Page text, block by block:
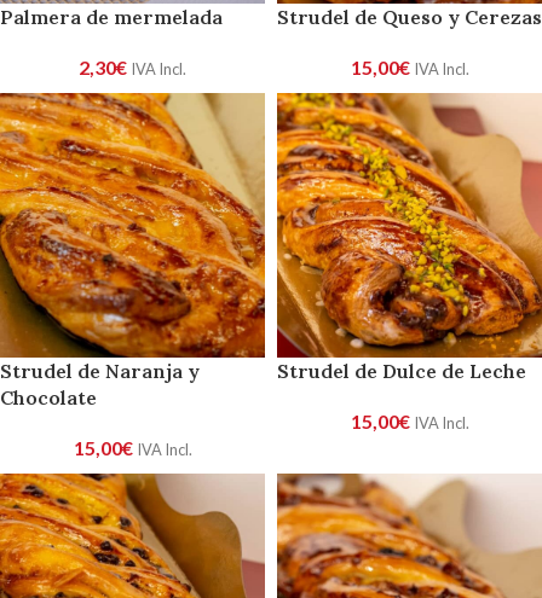
Palmera de mermelada
2,30€ IVA Incl.
Strudel de Queso y Cerezas
15,00€ IVA Incl.
Strudel de Naranja y
Chocolate
15,00€ IVA Incl.
Strudel de Dulce de Leche
15,00€ IVA Incl.